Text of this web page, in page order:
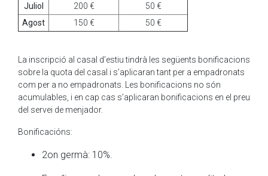
Juliol
200 €
50 €
Agost
150 € 50 €
La inscripció al casal d’estiu tindrà les següents bonificacions
sobre la quota del casal i s’aplicaran tant per a empadronats
com per a no empadronats. Les bonificacions no són
acumulables, i en cap cas s’aplicaran bonificacions en el preu
del servei de menjador.
Bonificacións:
2on germà: 10%.